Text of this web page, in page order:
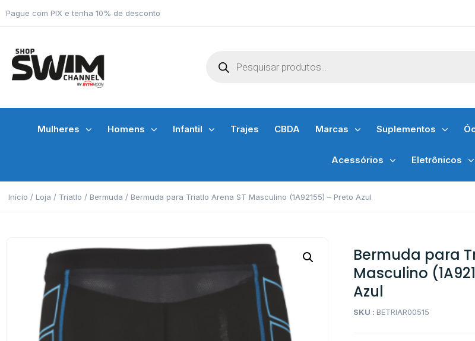
Pague com PIX e tenha 10% de desconto
Mulheres Homens Infantil Trajes CBDA Marcas Suplementos
Acessórios Eletrônicos
Início / Loja / Triatlo / Bermuda / Bermuda para Triatlo Arena ST Masculino (1A92155) – Preto Azul
Bermuda para
Masculino
Azul
SKU : BETRIAR00515